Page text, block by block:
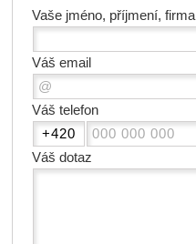
Vaše jméno, příjmení, firma
Váš email
Váš telefon
Váš dotaz